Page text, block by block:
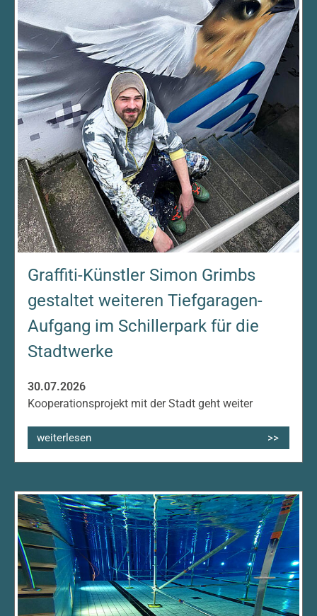
Graffiti-Künstler Simon Grimbs
gestaltet weiteren Tiefgaragen-
Aufgang im Schillerpark für die
Stadtwerke
30.07.2026
Kooperationsprojekt mit der Stadt geht weiter
weiterlesen